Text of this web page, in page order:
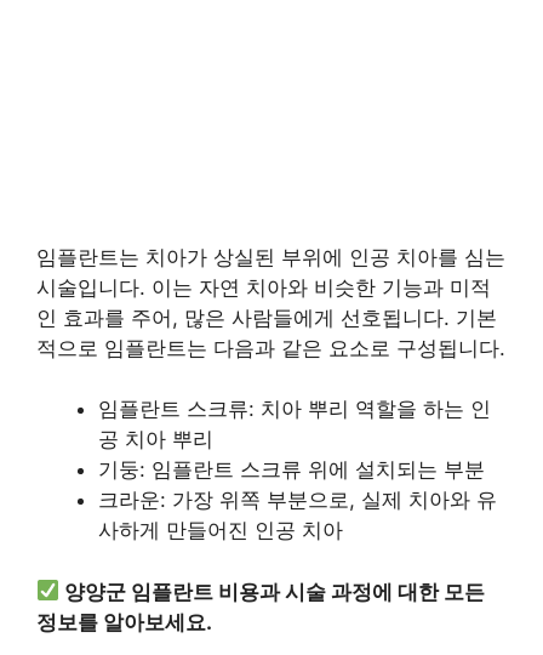
임플란트는 치아가 상실된 부위에 인공 치아를 심는
시술입니다. 이는 자연 치아와 비슷한 기능과 미적
인 효과를 주어, 많은 사람들에게 선호됩니다. 기본
적으로 임플란트는 다음과 같은 요소로 구성됩니다.
임플란트 스크류: 치아 뿌리 역할을 하는 인
공 치아 뿌리
기둥: 임플란트 스크류 위에 설치되는 부분
크라운: 가장 위쪽 부분으로, 실제 치아와 유
사하게 만들어진 인공 치아
양양군 임플란트 비용과 시술 과정에 대한 모든
정보를 알아보세요.